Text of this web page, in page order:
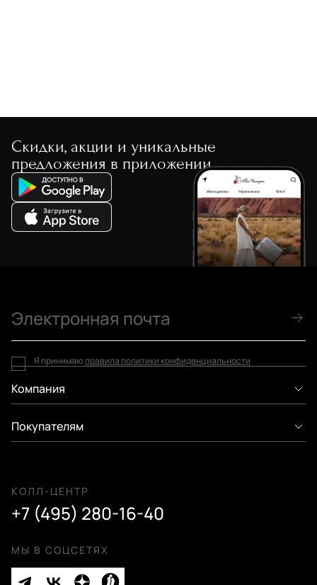
Скидки, акции и уникальные
предложения в приложении
Компания
Покупателям
КОЛЛ-ЦЕНТР
+7 (495) 280-16-40
МЫ В СОЦСЕТЯХ
Я принимаю правила политики конфиденциальности